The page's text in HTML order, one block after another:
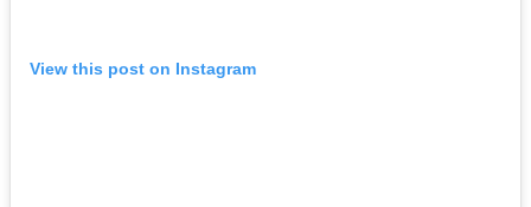
View this post on Instagram